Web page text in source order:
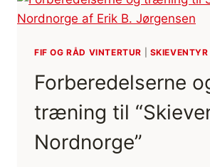
MED
SKI
PULK,
KIRKENES
ALTA”
FIF OG RÅD VINTERTUR SKIEVENTYR
Forberedelserne
træning til
Nordnorge”